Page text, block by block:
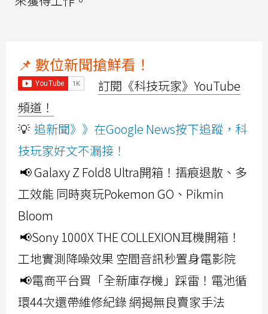
📌 數位新聞搶鮮看！
訂閱《科技玩家》YouTube
頻道！
💡 追新聞》》在Google News按下追蹤，科
技玩家好文不漏接！
📢 Galaxy Z Fold8 Ultra開箱！摺痕退散、多
工效能 同時爽玩Pokemon GO、Pikmin
Bloom
📢Sony 1000X THE COLLEXION耳機開箱！
工地實測降噪效果 空間音訊秒置身電影院
📢電商平台買「全新庫存機」踩雷！電池循
環44次還帶維修紀錄 網揭無良賣家手法